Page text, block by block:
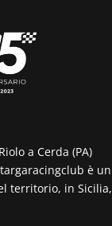
a Cerda (PA)
è un
territorio, in Sicilia,